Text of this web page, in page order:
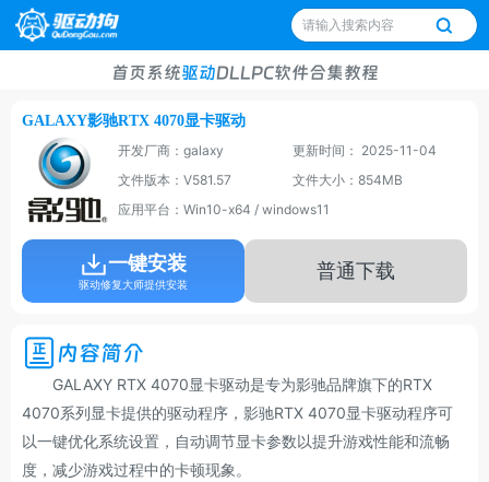
首页系统驱动DLLPC软件合集教程
GALAXY影驰RTX 4070显卡驱动
开发厂商：galaxy
更新时间： 2025-11-04
文件版本：V581.57
文件大小：854MB
应用平台：Win10-x64 / windows11
一键安装
驱动修复大师提供安装
普通下载
内容简介
GALAXY RTX 4070显卡驱动是专为影驰品牌旗下的RTX
4070系列显卡提供的驱动程序，影驰RTX 4070显卡驱动程序可
以一键优化系统设置，自动调节显卡参数以提升游戏性能和流畅
度，减少游戏过程中的卡顿现象。